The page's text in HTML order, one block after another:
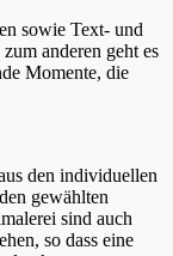
sowie Text- und
anderen geht es
Momente, die
den individuellen
gewählten
sind auch
so dass eine